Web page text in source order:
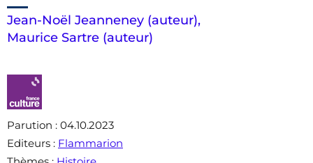
Jean-Noël Jeanneney (auteur),
Maurice Sartre (auteur)
Parution : 04.10.2023
Editeurs : Flammarion